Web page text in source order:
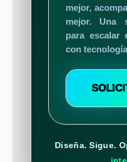
mejor,
mejor. Una
para escalar
con
Diseña. Sigue.